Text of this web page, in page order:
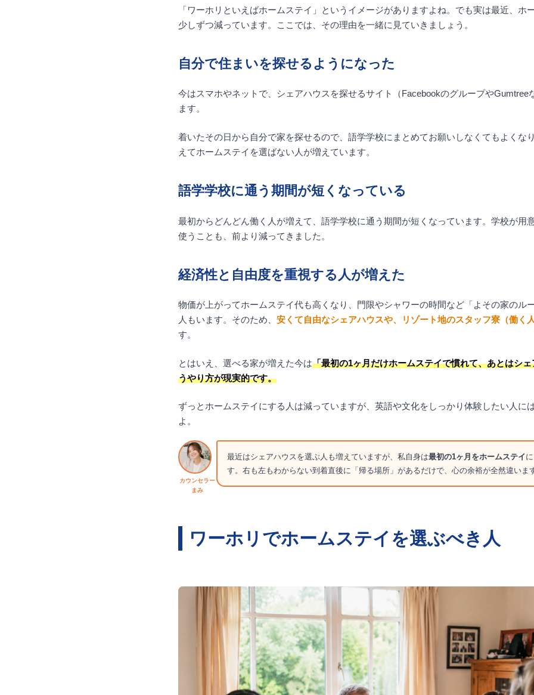
「ワーホリといえばホームステイ」というイメージがありますよね。でも実は最近、ホ
少しずつ減っています。ここでは、その理由を一緒に見ていきましょう。
自分で住まいを探せるようになった
今はスマホやネットで、シェアハウスを探せるサイト（FacebookのグループやGumtree
ます。
着いたその日から自分で家を探せるので、語学学校にまとめてお願いしなくてもよくな
えてホームステイを選ばない人が増えています。
語学学校に通う期間が短くなっている
最初からどんどん働く人が増えて、語学学校に通う期間が短くなっています。学校が用
使うことも、前より減ってきました。
経済性と自由度を重視する人が増えた
物価が上がってホームステイ代も高くなり、門限やシャワーの時間など「よその家のル
人もいます。そのため、 安くて自由なシェアハウスや、リゾート地のスタッフ寮（働く
す。
とはいえ、選べる家が増えた今は「最初の1ヶ月だけホームステイで慣れて、あとはシ
うやり方が現実的です。
ずっとホームステイにする人は減っていますが、英語や文化をしっかり体験したい人に
よ。
カウンセラー
まみ
最近はシェアハウスを選ぶ人も増えていますが、私自身は最初の1ヶ月をホームステイ
す。右も左もわからない到着直後に「帰る場所」があるだけで、心の余裕が全然違いま
ワーホリでホームステイを選ぶべき人